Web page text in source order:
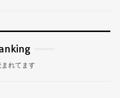
れてます